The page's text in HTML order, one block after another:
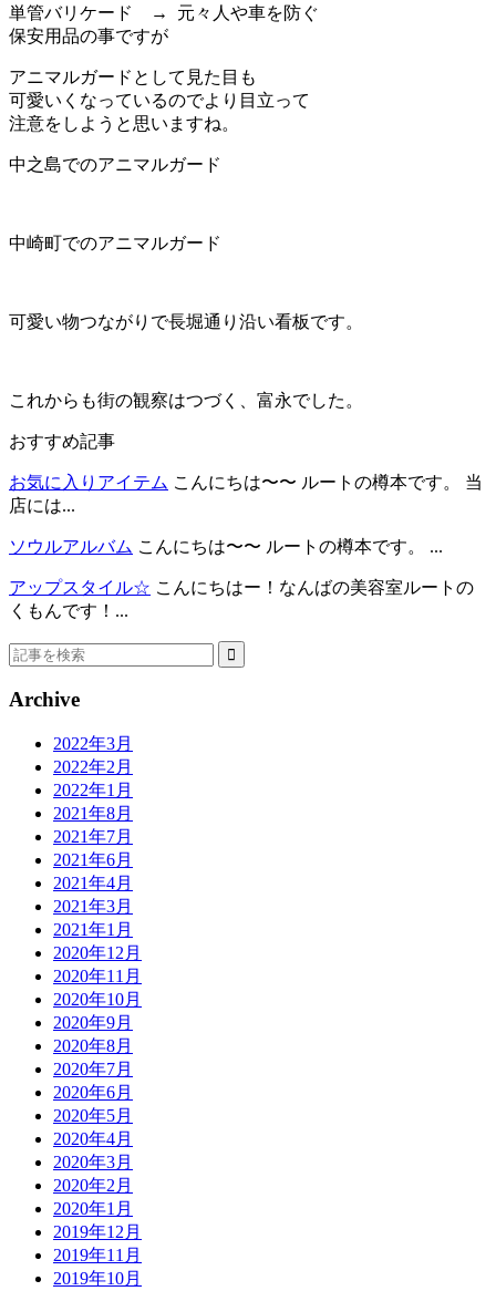
単管バリケード
→ 元々人や車を防ぐ
保安用品の事ですが
アニマルガードとして見た目も
可愛いくなっているのでより目立って
注意をしようと思いますね。
中之島でのアニマルガード
中崎町でのアニマルガード
可愛い物つながりで長堀通り沿い看板です。
これからも街の観察はつづく、富永でした。
おすすめ記事
お気に入りアイテム こんにちは〜〜 ルートの樽本です。 当
店には...
ソウルアルバム こんにちは〜〜 ルートの樽本です。 ...
アップスタイル☆ こんにちはー！なんばの美容室ルートの
くもんです！...
Archive
2022年3月
2022年2月
2022年1月
2021年8月
2021年7月
2021年6月
2021年4月
2021年3月
2021年1月
2020年12月
2020年11月
2020年10月
2020年9月
2020年8月
2020年7月
2020年6月
2020年5月
2020年4月
2020年3月
2020年2月
2020年1月
2019年12月
2019年11月
2019年10月